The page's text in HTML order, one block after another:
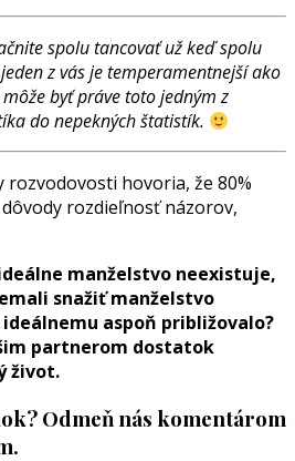
spolu tancovať už keď spolu
z vás je temperamentnejší ako
byť práve toto jedným z
do nepekných štatistík.
hovoria, že 80%
rozdieľnosť názorov,
manželstvo neexistuje,
snažiť manželstvo
aspoň približovalo?
partnerom dostatok
život.
Odmeň nás komentárom